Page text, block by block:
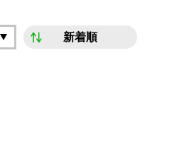
新着順